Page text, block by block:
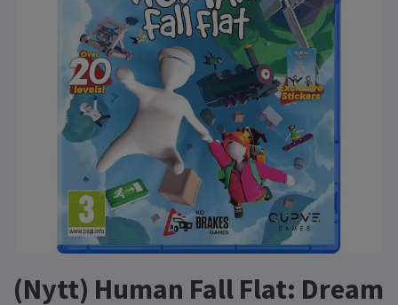
(Nytt) Human Fall Flat: Dream